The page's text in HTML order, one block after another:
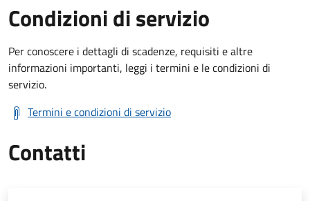
Condizioni di servizio
Per conoscere i dettagli di scadenze, requisiti e altre
informazioni importanti, leggi i termini e le condizioni di
servizio.
Termini e condizioni di servizio
Contatti